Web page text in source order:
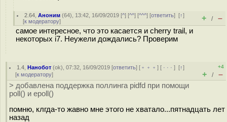
2.64 ,Аноним (64), 13:42, 16/09/2019 [^] [^^] [^^^] [ответить][↑]
[к модератору] + / –
самое интересное, что это касается и cherry trail, и
некоторых i7. Неужели дождались? Проверим
1.4 ,Нанобот (ok), 07:32, 16/09/2019 [ответить] [ ﹢﹢﹢] [ · · ·][↑]
[к модератору]
+4
+ / –
> добавлена поддержка поллинга pidfd при помощи
poll() и epoll()
помню, клгда-то жавно мне этого не хватало...пятнадцать лет
назад